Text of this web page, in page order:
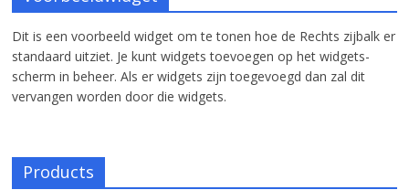
Dit is een voorbeeld widget om te tonen hoe de Rechts zijbalk er
standaard uitziet. Je kunt widgets toevoegen op het widgets-
scherm in beheer. Als er widgets zijn toegevoegd dan zal dit
vervangen worden door die widgets.
Products